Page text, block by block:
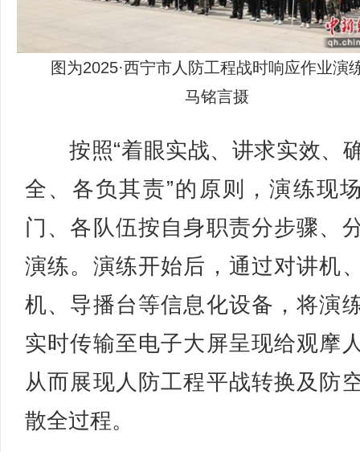
图为2025·西宁市人防工程战时响应作业演
马铭言摄
按照“着眼实战、讲求实效、
全、各负其责”的原则，演练现
门、各队伍按自身职责分步骤、
演练。演练开始后，通过对讲机
机、导播台等信息化设备，将演
实时传输至电子大屏呈现给观摩
从而展现人防工程平战转换及防
散全过程。